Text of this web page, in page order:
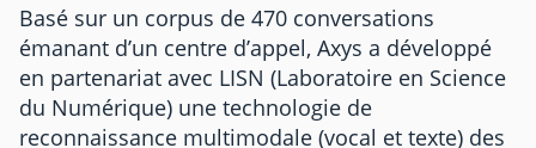
Basé sur un corpus de 470 conversations
émanant d’un centre d’appel, Axys a développé
en partenariat avec LISN (Laboratoire en Science
du Numérique) une technologie de
reconnaissance multimodale (vocal et texte) des